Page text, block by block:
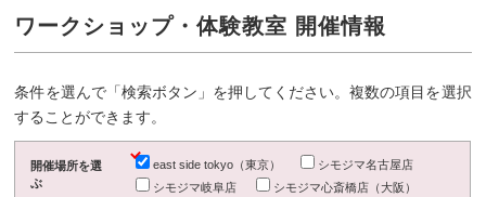
ワークショップ・体験教室 開催情報
条件を選んで「検索ボタン」を押してください。複数の項目を選択
することができます。
開催場所を選
ぶ
east side tokyo（東京）
シモジマ名古屋店
シモジマ岐阜店
シモジマ心斎橋店（大阪）